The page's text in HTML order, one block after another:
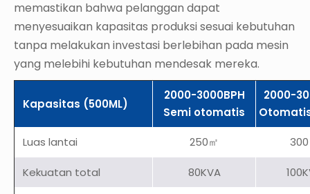
memastikan bahwa pelanggan dapat
menyesuaikan kapasitas produksi sesuai kebutuhan
tanpa melakukan investasi berlebihan pada mesin
yang melebihi kebutuhan mendesak mereka.
Kapasitas (500ML)
2000-3000BPH
Semi otomatis
2000-
Luas lantai 250㎡
Kekuatan total 80KVA